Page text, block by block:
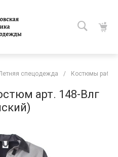
спецодежда / Костюмы
арт. 148-Влг